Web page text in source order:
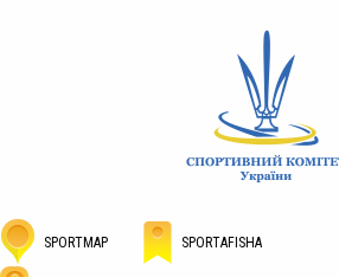
SPORTMAP SPORTAFISHA